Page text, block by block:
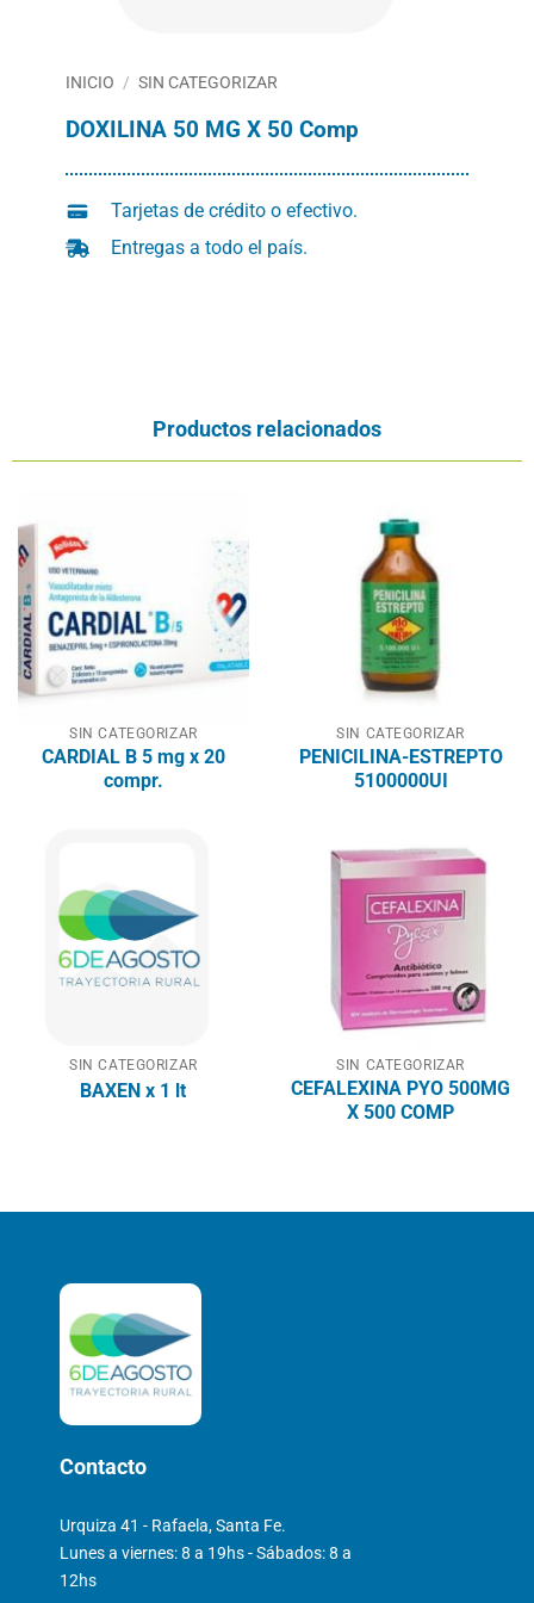
INICIO / SIN CATEGORIZAR
DOXILINA 50 MG X 50 Comp
Tarjetas de crédito o efectivo.
Entregas a todo el país.
Productos relacionados
SIN CATEGORIZAR
CARDIAL B 5 mg x 20
compr.
SIN CATEGORIZAR
PENICILINA-ESTREPTO
5100000UI
SIN CATEGORIZAR
BAXEN x 1 lt
SIN CATEGORIZAR
CEFALEXINA PYO 500MG
X 500 COMP
Contacto
Urquiza 41 - Rafaela, Santa Fe.
Lunes a viernes: 8 a 19hs - Sábados: 8 a
12hs